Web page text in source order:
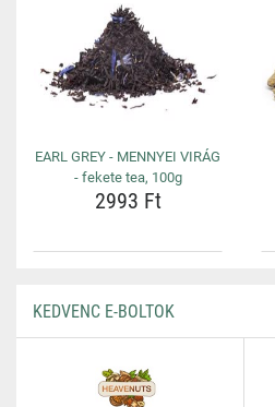
EARL GREY - MENNYEI VIRÁG
- fekete tea, 100g
2993 Ft
KEDVENC E-BOLTOK